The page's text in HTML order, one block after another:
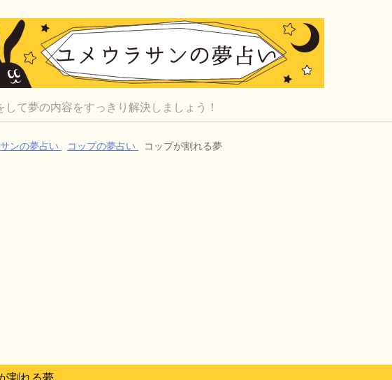
して夢の内容をすっきり解決しましょう！
ンの夢占い コップの夢占い コップが割れる夢
割れる夢